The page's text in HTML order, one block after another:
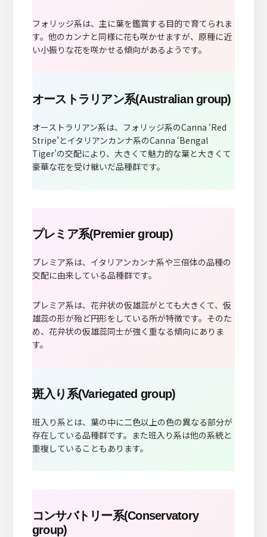
フォリッジ系は、主に葉を鑑賞する目的で育てられま
す。他のカンナと同様に花も咲かせますが、原種に近
い小振りな花を咲かせる傾向があるようです。
オーストラリアン系(Australian group)
オーストラリアン系は、フォリッジ系のCanna ‘Red
Stripe’とイタリアンカンナ系のCanna ‘Bengal
Tiger’の交配により、大きくて魅力的な葉と大きくて
豪華な花を受け継いだ品種群です。
プレミア系(Premier group)
プレミア系は、イタリアンカンナ系や三倍体の品種の
交配に由来している品種群です。
プレミア系は、花弁状の仮雄蕊がとても大きくて、仮
雄蕊の形が殆ど円形をしている所が特徴です。そのた
め、花弁状の仮雄蕊同士が強く重なる傾向にありま
す。
斑入り系(Variegated group)
班入り系とは、葉の中に二色以上の色の異なる部分が
存在している品種群です。また班入り系は他の系統と
重複していることもあります。
コンサバトリー系(Conservatory
group)